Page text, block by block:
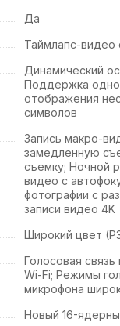
Да
Таймлапс-видео
Динамический
Поддержка
отображения
символов
Запись макро-
замедленную
съемку; Ночной
видео с
фотографии с
записи видео 4K
Широкий цвет
Голосовая связь
Wi-Fi; Режимы
микрофона
Новый 16-